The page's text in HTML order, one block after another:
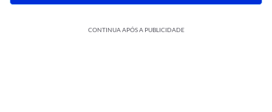
CONTINUA APÓS A PUBLICIDADE